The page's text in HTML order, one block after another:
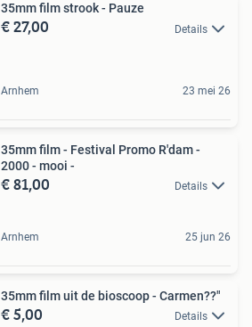
35mm film strook - Pauze
€ 27,00 Details
Arnhem 23 mei 26
35mm film - Festival Promo R'dam -
2000 - mooi -
€ 81,00 Details
Arnhem 25 jun 26
35mm film uit de bioscoop - Carmen??"
€ 5,00 Details